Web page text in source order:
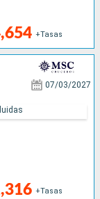
+Tasas
07/03/2027
+Tasas